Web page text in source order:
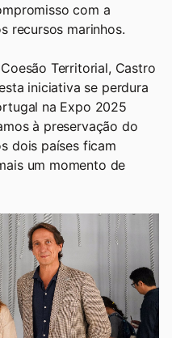
com a
recursos marinhos.
Territorial, Castro
iniciativa se perdura
na Expo 2025
à preservação do
dois países ficam
um momento de